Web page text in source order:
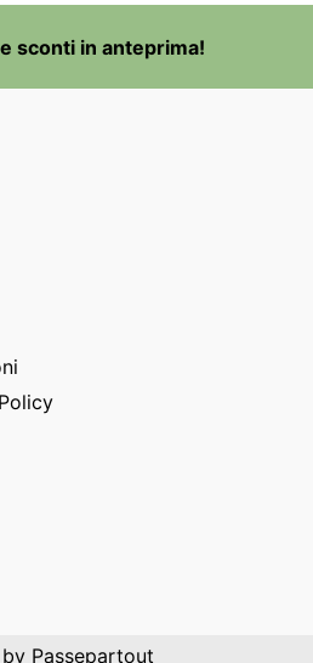
sconti in anteprima!
Passepartout